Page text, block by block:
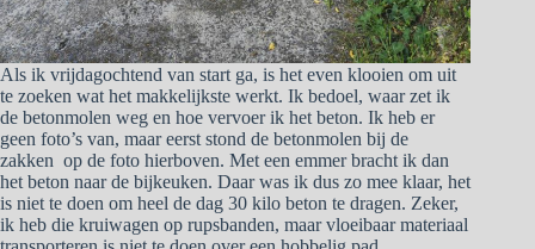
Als ik vrijdagochtend van start ga, is het even klooien om uit
te zoeken wat het makkelijkste werkt. Ik bedoel, waar zet ik
de betonmolen weg en hoe vervoer ik het beton. Ik heb er
geen foto’s van, maar eerst stond de betonmolen bij de
zakken op de foto hierboven. Met een emmer bracht ik dan
het beton naar de bijkeuken. Daar was ik dus zo mee klaar, het
is niet te doen om heel de dag 30 kilo beton te dragen. Zeker,
ik heb die kruiwagen op rupsbanden, maar vloeibaar materiaal